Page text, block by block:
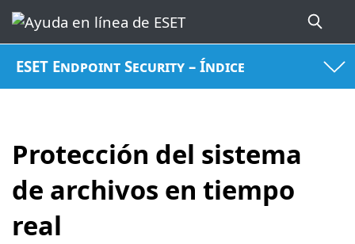
ESET Endpoint Security – Índice
Protección del sistema
de archivos en tiempo
real